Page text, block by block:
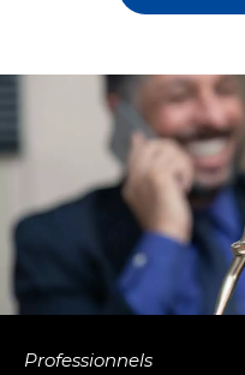
Professionnels